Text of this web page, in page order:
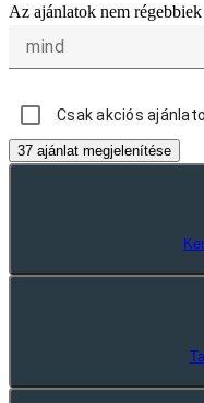
Az ajánlatok nem
mind
Csak akciós
37 ajánlat megjelenítése